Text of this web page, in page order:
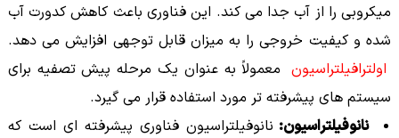
میکروبی را از آب جدا می کند. این فناوری باعث کاهش کدورت آب
شده و کیفیت خروجی را به میزان قابل توجهی افزایش می دهد.
اولترافیلتراسیون معمولاً به عنوان یک مرحله پیش تصفیه برای
سیستم های پیشرفته تر مورد استفاده قرار می گیرد.
نانوفیلتراسیون: نانوفیلتراسیون فناوری پیشرفته ای است که